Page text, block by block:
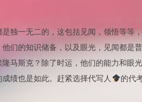
独一无二的，这包括见闻，领悟等
们的知识储备，以及眼光，见闻都是
马斯克？除了时运，他们的能力和眼
成绩也是如此。赶紧选择代写人 的代